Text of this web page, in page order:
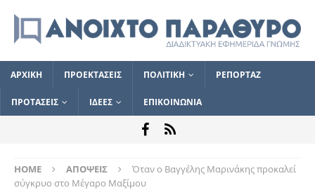
ΑΡΧΙΚΗ ΠΡΟΕΚΤΑΣΕΙΣ ΠΟΛΙΤΙΚΗ ΡΕΠΟΡΤΑΖ
ΠΡΟΤΑΣΕΙΣ ΙΔΕΕΣ ΕΠΙΚΟΙΝΩΝΙΑ
HOME ΑΠΟΨΕΙΣ
Όταν ο Βαγγέλης Μαρινάκης προκαλεί
σύγκρυο στο Μέγαρο Μαξίμου